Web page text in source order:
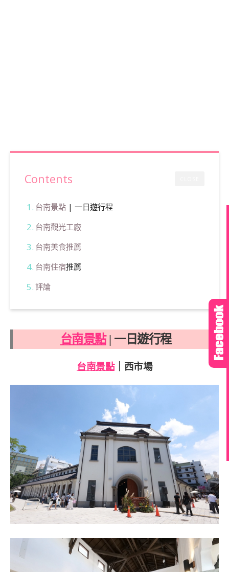
Contents
台南景點| 一日遊行程
台南觀光工廠
台南美食推薦
台南住宿推薦
評論
台南景點| 一日遊行程
台南景點｜西市場